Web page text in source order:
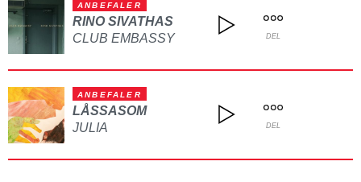
ANBEFALER
RINO SIVATHAS
CLUB EMBASSY
DEL
ANBEFALER
LÅSSASOM
JULIA
DEL